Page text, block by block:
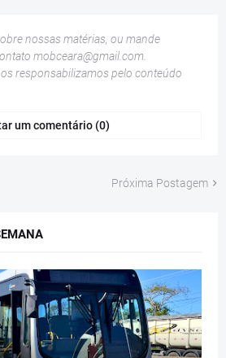
nossas matérias, ou mande
mobceara@gmail.com
responsabilizamos pelo conteúdo
um comentário (0)
Próxima Postagem